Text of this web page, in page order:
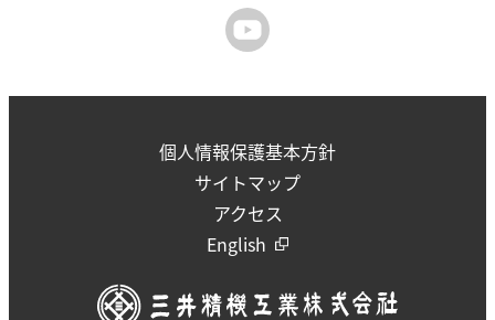
個人情報保護基本方針
サイトマップ
アクセス
English